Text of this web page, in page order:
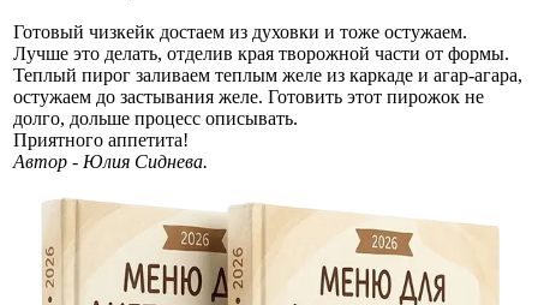
Готовый чизкейк достаем из духовки и тоже остужаем.
Лучше это делать, отделив края творожной части от формы.
Теплый пирог заливаем теплым желе из каркаде и агар-агара,
остужаем до застывания желе. Готовить этот пирожок не
долго, дольше процесс описывать.
Приятного аппетита!
Автор - Юлия Сиднева.